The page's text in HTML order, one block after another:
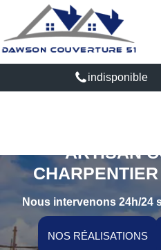
indisponible
ARTISAN
Nous intervenons 24h/24
NOS RÉALISATIONS